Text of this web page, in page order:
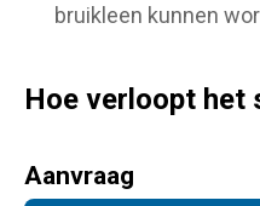
bruikleen kunnen
Hoe verloopt het
Aanvraag